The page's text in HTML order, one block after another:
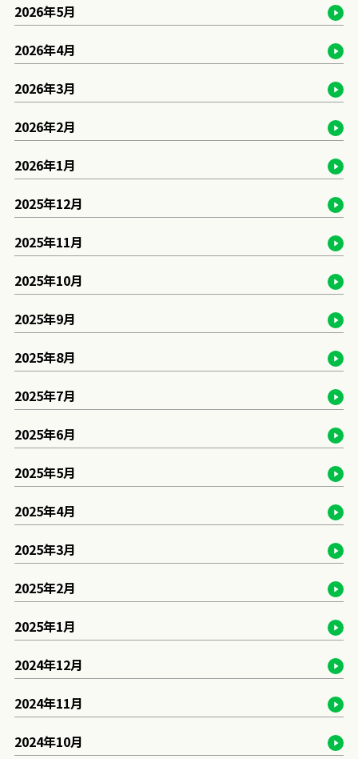
2026年5月
2026年4月
2026年3月
2026年2月
2026年1月
2025年12月
2025年11月
2025年10月
2025年9月
2025年8月
2025年7月
2025年6月
2025年5月
2025年4月
2025年3月
2025年2月
2025年1月
2024年12月
2024年11月
2024年10月